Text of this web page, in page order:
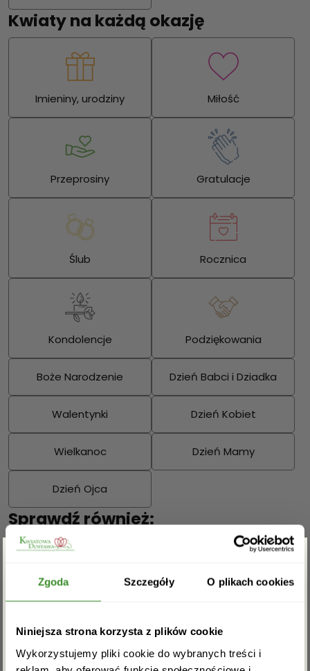
Zgoda Szczegóły O plikach cookies
Niniejsza strona korzysta z plików cookie
Wykorzystujemy pliki cookie do wybranych treści i
Kwiaty na każdą okazję
Imieniny, urodziny Miłość
Przeprosiny Gratulacje
Ślub Rocznica
Kondolencje Podziękowania
Boże Narodzenie Dzień Babci i Dziadka
Walentynki Dzień Kobiet
Wielkanoc Dzień Mamy
Dzień Ojca
Sprawdź również:
Zgarnij rabat -5%
Zapisz się do newslettera i zgarnij
rabat na pierwsze zakupy!